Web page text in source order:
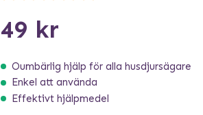
49 kr
Oumbärlig hjälp för alla husdjursägare
Enkel att använda
Effektivt hjälpmedel